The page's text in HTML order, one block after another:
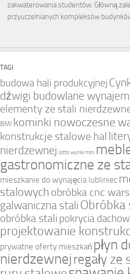
zakwaterowania studentów. Główną
przyuczelnianych kompleksów
TAGI
budowa hali produkcyjnej
dźwigi budowlane wynajem
elementy ze stali
BMI kominki nowoczesne
konstrukcje stalowe hal
nierdzewnej lotto wyniki mini
gastronomiczne ze
mieszkanie do wynajęcia lubliniec
stalowych obróbka cnc
galwaniczna stali
obróbka stali pokrycia
projektowanie
prywatne oferty mieszkań płyn
nierdzewnej regały